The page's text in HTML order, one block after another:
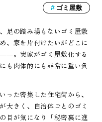
ゴミ屋敷
足の踏み場もないゴミ屋敷
、家を片付けたいがどこに
。実家がゴミ屋敷化する
も肉体的にも非常に重い負
った密集した住宅街から、
大きく、自治体ごとのゴミ
目が気になり「秘密裏に進